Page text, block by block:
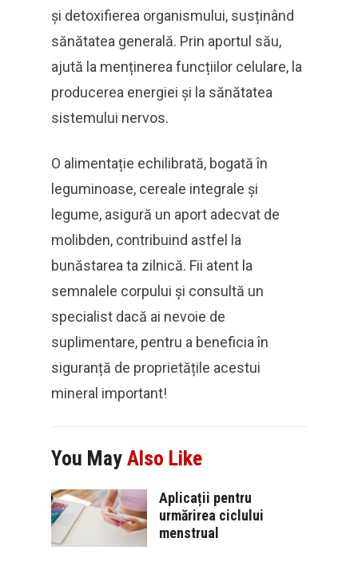
și detoxifierea organismului, susținând
sănătatea generală. Prin aportul său,
ajută la menținerea funcțiilor celulare, la
producerea energiei și la sănătatea
sistemului nervos.
O alimentație echilibrată, bogată în
leguminoase, cereale integrale și
legume, asigură un aport adecvat de
molibden, contribuind astfel la
bunăstarea ta zilnică. Fii atent la
semnalele corpului și consultă un
specialist dacă ai nevoie de
suplimentare, pentru a beneficia în
siguranță de proprietățile acestui
mineral important!
You May Also Like
Aplicații pentru
urmărirea ciclului
menstrual